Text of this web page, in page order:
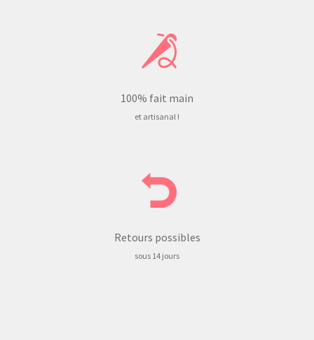
100% fait main
et artisanal !
Retours possibles
sous 14 jours